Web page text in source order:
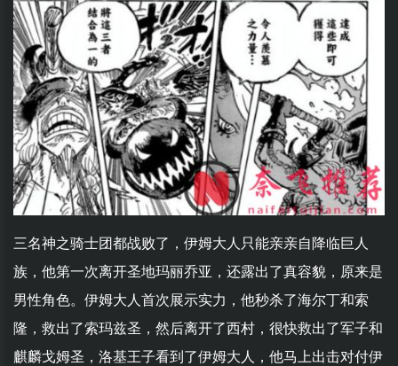
三名神之骑士团都战败了，伊姆大人只能亲亲自降临巨人
族，他第一次离开圣地玛丽乔亚，还露出了真容貌，原来是
男性角色。伊姆大人首次展示实力，他秒杀了海尔丁和索
隆，救出了索玛兹圣，然后离开了西村，很快救出了军子和
麒麟戈姆圣，洛基王子看到了伊姆大人，他马上出击对付伊